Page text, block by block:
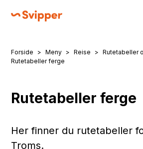
Du er her:
Forside Meny Reise
Rutetabeller
Rutetabeller ferge
Rutetabeller ferge
Her finner du rutetabeller
Troms.